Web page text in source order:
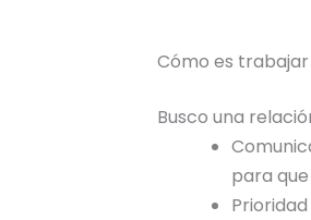
Cómo es
Busco una
para